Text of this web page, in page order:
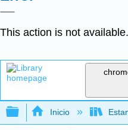
This action is not available.
Expandir/
Inicio